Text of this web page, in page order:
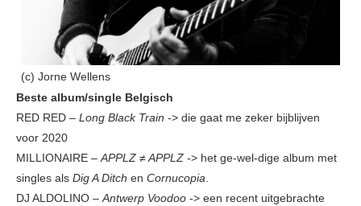
(c) Jorne Wellens
Beste album/single Belgisch
RED RED – Long Black Train -> die gaat me zeker bijblijven
voor 2020
MILLIONAIRE –APPLZ ≠ APPLZ -> het ge-wel-dige album met
singles als Dig A Ditch en Cornucopia.
DJ ALDOLINO –Antwerp Voodoo -> een recent uitgebrachte